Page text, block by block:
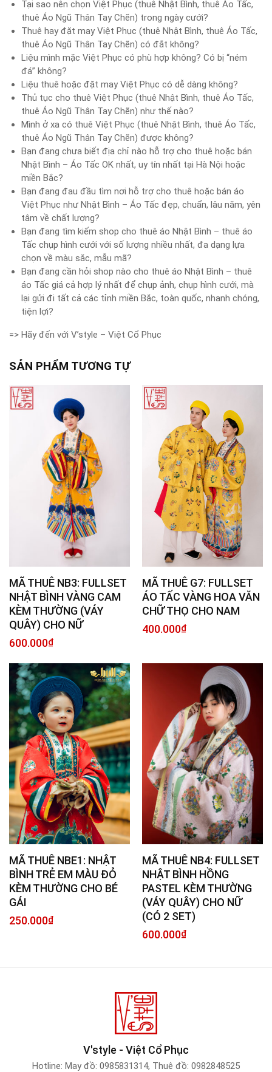
Tại sao nên chọn Việt Phục (thuê Nhật Bình, thuê Áo Tấc,
thuê Áo Ngũ Thân Tay Chẽn) trong ngày cưới?
Thuê hay đặt may Việt Phục (thuê Nhật Bình, thuê Áo Tấc,
thuê Áo Ngũ Thân Tay Chẽn) có đắt không?
Liệu mình mặc Việt Phục có phù hợp không? Có bị “ném
đá” không?
Liệu thuê hoặc đặt may Việt Phục có dễ dàng không?
Thủ tục cho thuê Việt Phục (thuê Nhật Bình, thuê Áo Tấc,
thuê Áo Ngũ Thân Tay Chẽn) như thế nào?
Mình ở xa có thuê Việt Phục (thuê Nhật Bình, thuê Áo Tấc,
thuê Áo Ngũ Thân Tay Chẽn) được không?
Bạn đang chưa biết địa chỉ nào hỗ trợ cho thuê hoặc bán
Nhật Bình – Áo Tấc OK nhất, uy tín nhất tại Hà Nội hoặc
miền Bắc?
Bạn đang đau đầu tìm nơi hỗ trợ cho thuê hoặc bán áo
Việt Phục như Nhật Bình – Áo Tấc đẹp, chuẩn, lâu năm, yên
tâm về chất lượng?
Bạn đang tìm kiếm shop cho thuê áo Nhật Bình – thuê áo
Tấc chụp hình cưới với số lượng nhiều nhất, đa dạng lựa
chọn về màu sắc, mẫu mã?
Bạn đang cần hỏi shop nào cho thuê áo Nhật Bình – thuê
áo Tấc giá cả hợp lý nhất để chụp ảnh, chụp hình cưới, mà
lại gửi đi tất cả các tỉnh miền Bắc, toàn quốc, nhanh chóng,
tiện lợi?
=> Hãy đến với V’style – Việt Cổ Phục
SẢN PHẨM TƯƠNG TỰ
MÃ THUÊ NB3: FULLSET
NHẬT BÌNH VÀNG CAM
KÈM THƯỜNG (VÁY
QUÂY) CHO NỮ
600.000₫
MÃ THUÊ G7: FULLSET
ÁO TẤC VÀNG HOA VĂN
CHỮ THỌ CHO NAM
400.000₫
MÃ THUÊ NBE1: NHẬT
BÌNH TRẺ EM MÀU ĐỎ
KÈM THƯỜNG CHO BÉ
GÁI
250.000₫
MÃ THUÊ NB4: FULLSET
NHẬT BÌNH HỒNG
PASTEL KÈM THƯỜNG
(VÁY QUÂY) CHO NỮ
(CÓ 2 SET)
600.000₫
V'style - Việt Cổ Phục
Hotline: May đồ: 0985831314, Thuê đồ: 0982848525